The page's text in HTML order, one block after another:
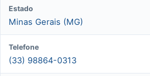
Estado
Minas Gerais (MG)
Telefone
(33) 98864-0313